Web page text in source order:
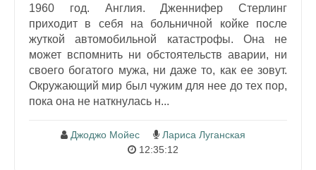
1960 год. Англия. Дженнифер Стерлинг
приходит в себя на больничной койке после
жуткой автомобильной катастрофы. Она не
может вспомнить ни обстоятельств аварии, ни
своего богатого мужа, ни даже то, как ее зовут.
Окружающий мир был чужим для нее до тех пор,
пока она не наткнулась н...
Джоджо Мойес
Лариса Луганская
12:35:12